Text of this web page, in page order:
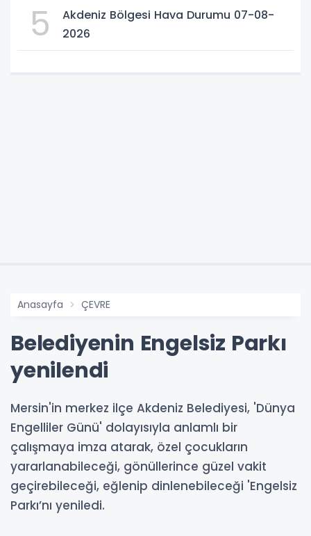
5
Akdeniz Bölgesi Hava Durumu 07-08-
2026
Anasayfa ÇEVRE
Belediyenin Engelsiz Parkı
yenilendi
Mersin'in merkez ilçe Akdeniz Belediyesi, 'Dünya
Engelliler Günü' dolayısıyla anlamlı bir
çalışmaya imza atarak, özel çocukların
yararlanabileceği, gönüllerince güzel vakit
geçirebileceği, eğlenip dinlenebileceği 'Engelsiz
Parkı’nı yeniledi.